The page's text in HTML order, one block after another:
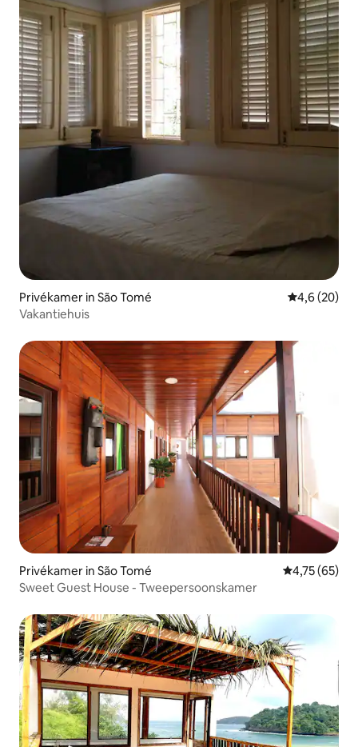
Privékamer in São Tomé Gemiddelde
4,6 (20)
Vakantiehuis
Privékamer in São Tomé Gemiddelde
4,75 (65)
Sweet Guest House - Tweepersoonskamer